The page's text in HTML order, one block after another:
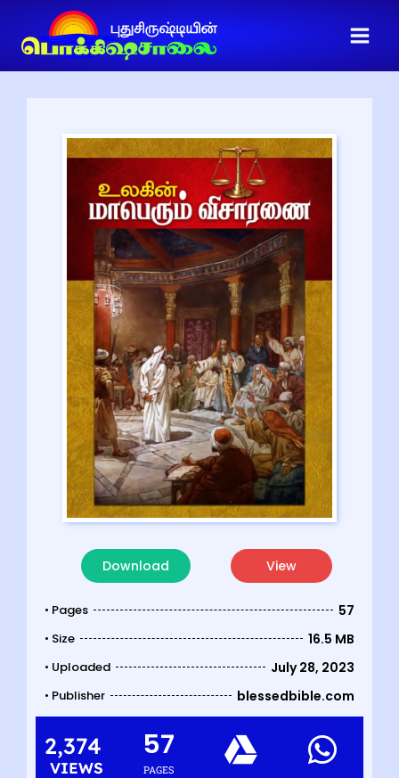
Download View
• Pages 57
• Size 16.5 MB
• Uploaded July 28, 2023
• Publisher blessedbible.com
2,374
VIEWS PAGES
57